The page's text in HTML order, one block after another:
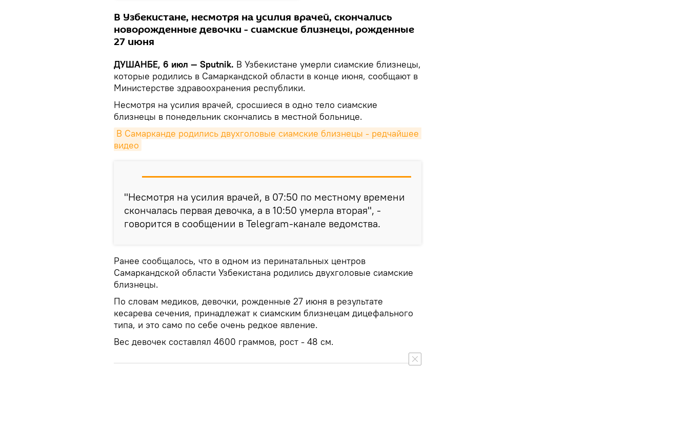
В Узбекистане, несмотря на усилия врачей, скончались
новорожденные девочки - сиамские близнецы, рожденные
27 июня
ДУШАНБЕ, 6 июл — Sputnik. В Узбекистане умерли сиамские близнецы,
которые родились в Самаркандской области в конце июня, сообщают в
Министерстве здравоохранения республики.
Несмотря на усилия врачей, сросшиеся в одно тело сиамские
близнецы в понедельник скончались в местной больнице.
В Самарканде родились двухголовые сиамские близнецы - редчайшее
видео
"Несмотря на усилия врачей, в 07:50 по местному времени
скончалась первая девочка, а в 10:50 умерла вторая", -
говорится в сообщении в Telegram-канале ведомства.
Ранее сообщалось, что в одном из перинатальных центров
Самаркандской области Узбекистана родились двухголовые сиамские
близнецы.
По словам медиков, девочки, рожденные 27 июня в результате
кесарева сечения, принадлежат к сиамским близнецам дицефального
типа, и это само по себе очень редкое явление.
Вес девочек составлял 4600 граммов, рост - 48 см.